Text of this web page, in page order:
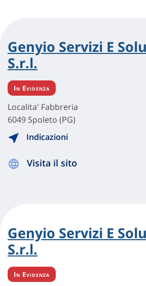
Genyio Servizi E
S.r.l.
In Evidenza
Localita' Fabbreria
6049 Spoleto (PG)
Indicazioni
Visita il sito
Genyio Servizi E
S.r.l.
In Evidenza